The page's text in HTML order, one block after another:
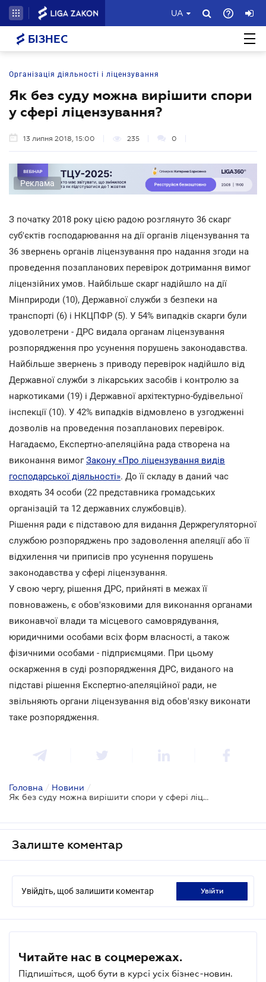
UA
БІЗНЕС
Організація діяльності і ліцензування
Як без суду можна вирішити спори
у сфері ліцензування?
13 липня 2018, 15:00 235 0
Реклама
З початку 2018 року цією радою розглянуто 36 скарг
суб'єктів господарювання на дії органів ліцензування та
36 звернень органів ліцензування про надання згоди на
проведення позапланових перевірок дотримання вимог
ліцензійних умов. Найбільше скарг надійшло на дії
Мінприроди (10), Державної служби з безпеки на
транспорті (6) і НКЦПФР (5). У 54% випадків скарги були
удоволетрени - ДРС видала органам ліцензування
розпорядження про усунення порушень законодавства.
Найбільше звернень з приводу перевірок надійшло від
Державної служби з лікарських засобів і контролю за
наркотиками (19) і Державної архітектурно-будівельної
інспекції (10). У 42% випадків відмовлено в узгодженні
дозволів на проведення позапланових перевірок.
Нагадаємо, Експертно-апеляційна рада створена на
виконання вимогЗакону «Про ліцензування видів
господарської діяльності». До її складу в даний час
входять 34 особи (22 представника громадських
організацій та 12 державних службовців).
Рішення ради є підставою для видання Держрегуляторної
службою розпоряджень про задоволення апеляції або її
відхилення чи приписів про усунення порушень
законодавства у сфері ліцензування.
У свою чергу, рішення ДРС, прийняті в межах її
повноважень, є обов'язковими для виконання органами
виконавчої влади та місцевого самоврядування,
юридичними особами всіх форм власності, а також
фізичними особами - підприємцями. При цьому
оскарження в суді розпорядження ДРС, виданого на
підставі рішення Експертно-апеляційної ради, не
звільняють органи ліцензування від обов'язку виконати
таке розпорядження.
Головна / Новини /
Як без суду можна вирішити спори у сфері ліцензування?
Залиште коментар
Увійдіть, щоб залишити коментар увійти
Читайте нас в соцмережах.
Підпишіться, щоб бути в курсі усіх бізнес-новин.